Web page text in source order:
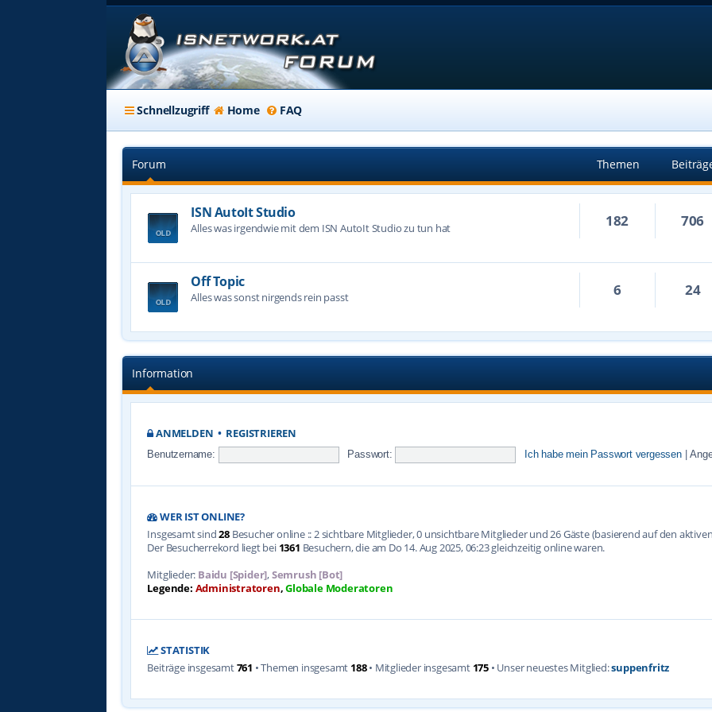
Schnellzugriff Home FAQ
Forum Themen
ISN AutoIt Studio
Alles was irgendwie mit dem ISN AutoIt Studio zu tun hat 182 706
Off Topic
Alles was sonst nirgends rein passt 6 24
Information
ANMELDEN • REGISTRIEREN
Benutzername: Passwort: Ich habe mein Passwort vergessen
WER IST ONLINE?
Insgesamt sind28 Besucher online :: 2 sichtbare Mitglieder, 0 unsichtbare Mitglieder und 26 Gäste (basierend auf den
Der Besucherrekord liegt bei 1361 Besuchern, die am Do 14. Aug 2025, 06:23 gleichzeitig online waren.
Mitglieder: Baidu [Spider],Semrush [Bot]
Legende: Administratoren,Globale Moderatoren
STATISTIK
Beiträge insgesamt761 • Themen insgesamt 188• Mitglieder insgesamt 175 • Unser neuestes Mitglied:suppenfritz